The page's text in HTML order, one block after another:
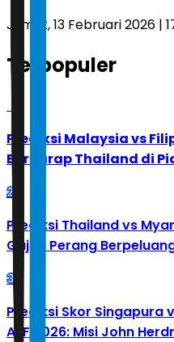
Jumat, 13 Februari 2026 |
Terpopuler
Prediksi Malaysia vs
Berharap Thailand di
2
Prediksi Thailand vs
Gajah Perang
3
Prediksi Skor Singapura
AFF 2026: Misi John